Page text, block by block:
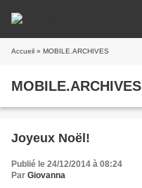
Accueil » MOBILE.ARCHIVES
MOBILE.ARCHIVES
Joyeux Noël!
Publié le 24/12/2014 à 08:24
Par Giovanna